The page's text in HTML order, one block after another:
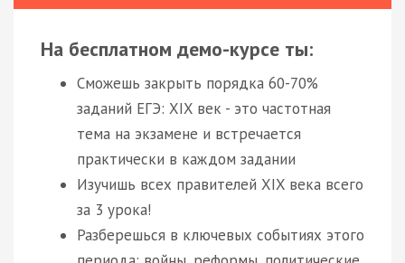
На бесплатном демо-курсе ты:
Сможешь закрыть порядка 60-70%
заданий ЕГЭ: XIX век - это частотная
тема на экзамене и встречается
практически в каждом задании
Изучишь всех правителей XIX века всего
за 3 урока!
Разберешься в ключевых событиях этого